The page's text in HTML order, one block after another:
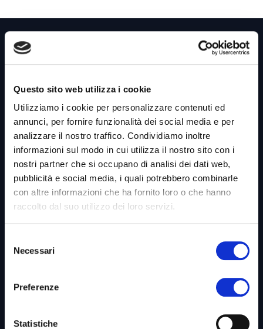
Questo sito web utilizza i cookie
Utilizziamo i cookie per personalizzare contenuti ed
annunci, per fornire funzionalità dei social media e per
analizzare il nostro traffico. Condividiamo inoltre
informazioni sul modo in cui utilizza il nostro sito con i
nostri partner che si occupano di analisi dei dati web,
pubblicità e social media, i quali potrebbero combinarle
con altre informazioni che ha fornito loro o che hanno
raccolto dal suo utilizzo dei loro servizi.
delNecessari
Preferenze
Statistiche
Link utili &Business Unit
Home
Azienda
Codice Etico
Whistleblowing
Privacy Policy
SAFE